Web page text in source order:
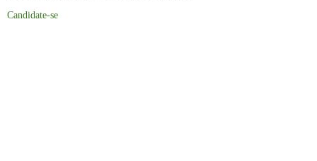
Candidate-se